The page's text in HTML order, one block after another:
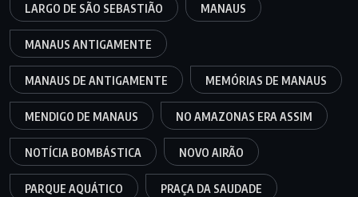
LARGO DE SÃO SEBASTIÃO MANAUS
MANAUS ANTIGAMENTE
MANAUS DE ANTIGAMENTE MEMÓRIAS DE MANAUS
MENDIGO DE MANAUS NO AMAZONAS ERA ASSIM
NOTÍCIA BOMBÁSTICA NOVO AIRÃO
PARQUE AQUÁTICO PRAÇA DA SAUDADE